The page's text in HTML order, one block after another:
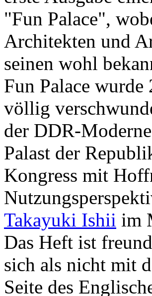
"Fun Palace",
Architekten und
seinen wohl
Fun Palace
völlig
der DDR-
Palast der
Kongress mit
Takayuki Ishii im
Das Heft ist
sich als nicht mit
Seite des